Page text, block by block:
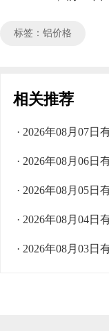
标签：铝价格
相关推荐
· 2026年08月07日
· 2026年08月06日
· 2026年08月05日
· 2026年08月04日
· 2026年08月03日